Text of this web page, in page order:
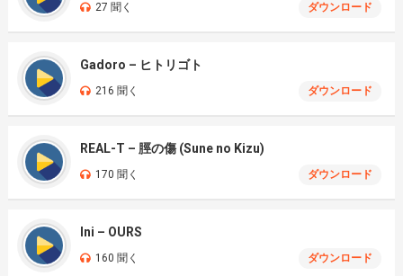
27 聞く ダウンロード
Gadoro – ヒトリゴト
216 聞く ダウンロード
REAL-T – 脛の傷 (Sune no Kizu)
170 聞く ダウンロード
Ini – OURS
160 聞く ダウンロード